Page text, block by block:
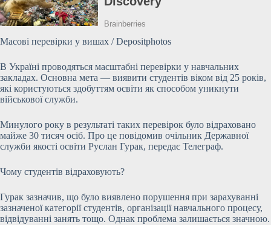
Масові перевірки у вишах / Depositphotos
В Україні проводяться масштабні перевірки у навчальних
закладах. Основна мета — виявити студентів віком від 25 років,
які користуються здобуттям освіти як способом уникнути
військової служби.
Минулого року в результаті таких перевірок було відраховано
майже 30 тисяч осіб. Про це повідомив очільник Державної
служби якості освіти Руслан Гурак, передає Телеграф.
Чому студентів відраховують?
Гурак зазначив, що було виявлено порушення при зарахуванні
зазначеної категорії студентів, організації навчального процесу,
відвідуванні занять тощо. Однак проблема залишається значною.